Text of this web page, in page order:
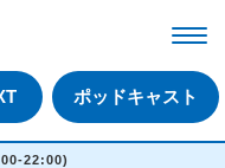
ポッドキャスト
22:00)